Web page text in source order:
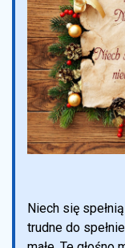
Niech się
trudne do